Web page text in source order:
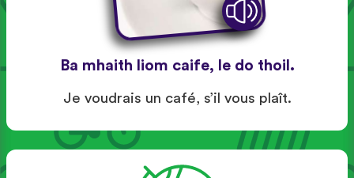
Ba mhaith liom caife, le do thoil.
Je voudrais un café, s’il vous plaît.